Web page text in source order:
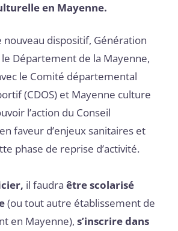
en Mayenne.
nouveau dispositif, Génération
Département de la Mayenne,
le Comité départemental
(CDOS) et Mayenne culture
l’action du Conseil
faveur d’enjeux sanitaires et
phase de reprise d’activité.
il faudra être scolarisé
(ou tout autre établissement de
en Mayenne), s’inscrire dans